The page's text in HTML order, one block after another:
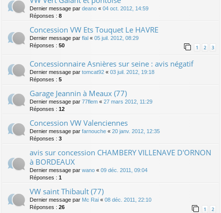
Dernier message par deano « 04 oct. 2012, 14:59
Réponses : 8
Concession VW Ets Touquet Le HAVRE
Dernier message par flal « 05 juil. 2012, 08:29
Réponses : 50 1 2 3
Concessionnaire Asnières sur seine : avis négatif
Dernier message par tomcat92 « 03 juil. 2012, 19:18
Réponses : 5
Garage Jeannin à Meaux (77)
Dernier message par 77flem « 27 mars 2012, 11:29
Réponses : 12
Concession VW Valenciennes
Dernier message par farnouche « 20 janv. 2012, 12:35
Réponses : 3
avis sur concession CHAMBERY VILLENAVE D'ORNON
à BORDEAUX
Dernier message par wano « 09 déc. 2011, 09:04
Réponses : 1
VW saint Thibault (77)
Dernier message par Mc Rai « 08 déc. 2011, 22:10
Réponses : 26 1 2